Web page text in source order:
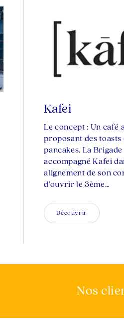
Kafei
Le concept : Un café
proposant des
pancakes. La
accompagné Kafei
alignement de son
d’ouvrir le 3ème…
Découvrir
Nos